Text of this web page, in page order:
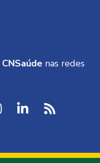
CNSaúdenas redes